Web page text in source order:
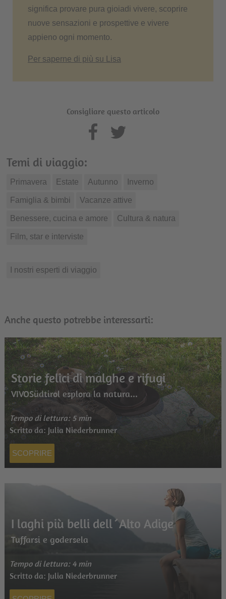
significa provare pura gioiadi vivere, scoprire
nuove sensazioni e prospettive e vivere
appieno ogni momento.
Per saperne di più su Lisa
Consigliare questo articolo
Temi di viaggio:
Primavera Estate Autunno Inverno
Famiglia & bimbi Vacanze attive
Benessere, cucina e amore Cultura & natura
Film, star e interviste
I nostri esperti di viaggio
Anche questo potrebbe interessarti:
Storie felici di malghe e rifugi
VIVOSüdtirol esplora la natura...
Tempo di lettura: 5 min
Scritto da: Julia Niederbrunner
SCOPRIRE
I laghi più belli dell´Alto Adige
Tuffarsi e godersela
Tempo di lettura: 4 min
Scritto da: Julia Niederbrunner